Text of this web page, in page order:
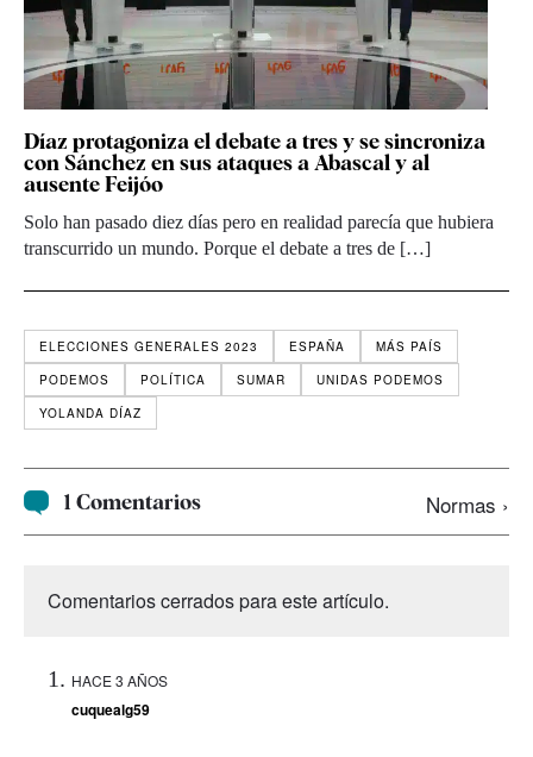
Díaz protagoniza el debate a tres y se sincroniza
con Sánchez en sus ataques a Abascal y al
ausente Feijóo
Solo han pasado diez días pero en realidad parecía que hubiera
transcurrido un mundo. Porque el debate a tres de […]
ELECCIONES GENERALES 2023 ESPAÑA
MÁS PAÍS
PODEMOS
POLÍTICA SUMAR
UNIDAS PODEMOS
YOLANDA DÍAZ
1 Comentarios Normas ›
Comentarios cerrados para este artículo.
HACE 3 AÑOS
cuquealg59